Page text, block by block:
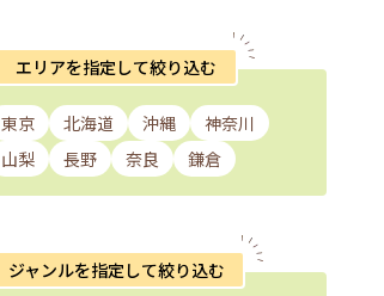
エリアを指定して絞り込む
東京 北海道 沖縄
神奈川
山梨 長野 奈良 鎌倉
ジャンルを指定して絞り込む